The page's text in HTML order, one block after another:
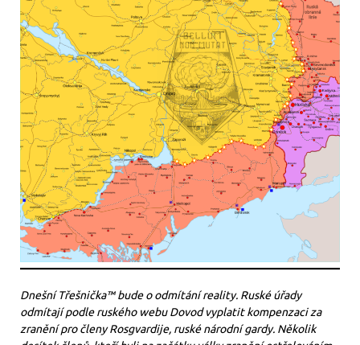
Dnešní Třešnička™ bude o odmítání reality. Ruské úřady
odmítají podle ruského webu Dovod vyplatit kompenzaci za
zranění pro členy Rosgvardije, ruské národní gardy. Několik